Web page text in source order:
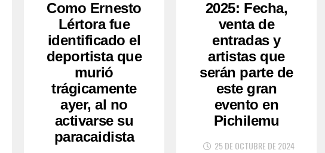
Como Ernesto
Lértora fue
identificado el
deportista que
murió
trágicamente
ayer, al no
activarse su
paracaidista
2025: Fecha,
venta de
entradas y
artistas que
serán parte de
este gran
evento en
Pichilemu
25 DE OCTUBRE DE 2024